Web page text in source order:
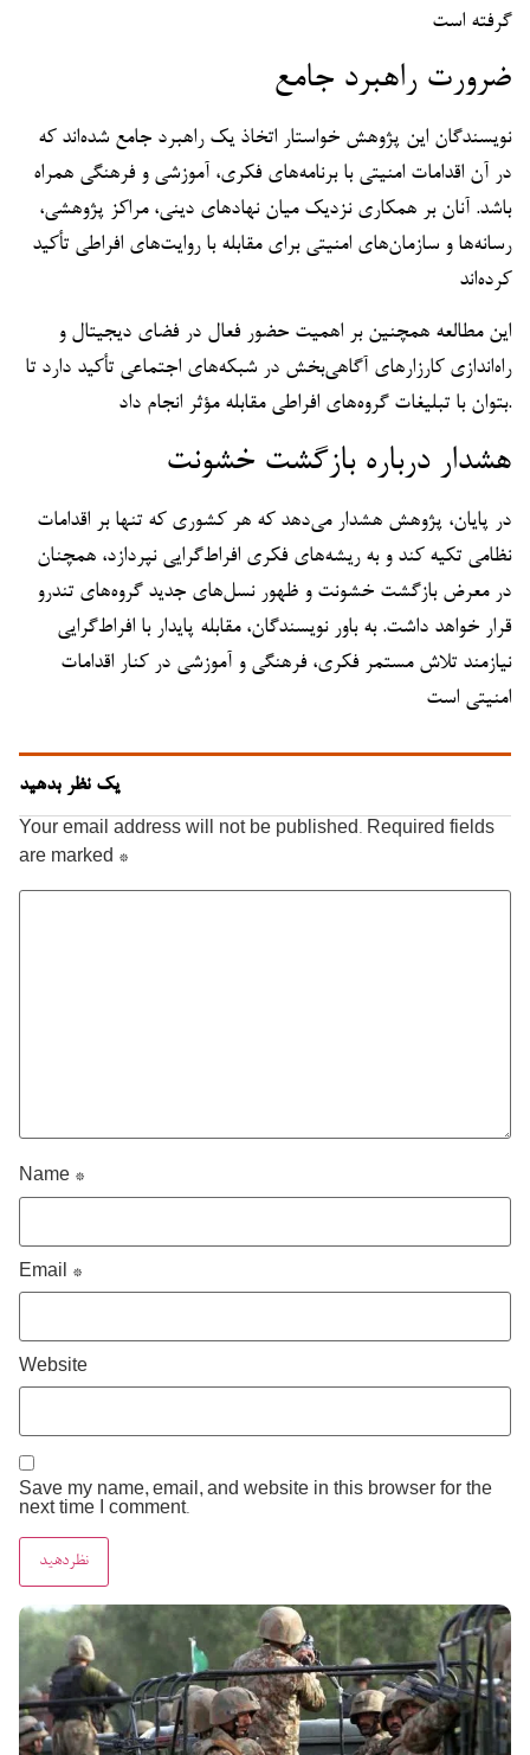
گرفته است
ضرورت راهبرد جامع
نویسندگان این پژوهش خواستار اتخاذ یک راهبرد جامع شده‌اند که
در آن اقدامات امنیتی با برنامه‌های فکری، آموزشی و فرهنگی همراه
باشد. آنان بر همکاری نزدیک میان نهادهای دینی، مراکز پژوهشی،
رسانه‌ها و سازمان‌های امنیتی برای مقابله با روایت‌های افراطی تأکید
کرده‌اند
این مطالعه همچنین بر اهمیت حضور فعال در فضای دیجیتال و
راه‌اندازی کارزارهای آگاهی‌بخش در شبکه‌های اجتماعی تأکید دارد تا
بتوان با تبلیغات گروه‌های افراطی مقابله مؤثر انجام داد.
هشدار درباره بازگشت خشونت
در پایان، پژوهش هشدار می‌دهد که هر کشوری که تنها بر اقدامات
نظامی تکیه کند و به ریشه‌های فکری افراط‌گرایی نپردازد، همچنان
در معرض بازگشت خشونت و ظهور نسل‌های جدید گروه‌های تندرو
قرار خواهد داشت. به باور نویسندگان، مقابله پایدار با افراط‌گرایی
نیازمند تلاش مستمر فکری، فرهنگی و آموزشی در کنار اقدامات
امنیتی است
یک نظر بدهید
Your email address will not be published. Required fields
are marked *
Name *
Email *
Website
Save my name, email, and website in this browser for the
next time I comment.